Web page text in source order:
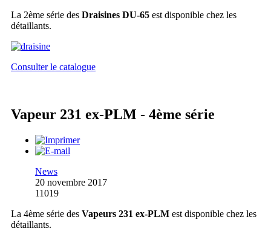
La 2ème série des Draisines DU-65 est disponible chez les
détaillants.
Consulter le catalogue
Vapeur 231 ex-PLM - 4ème série
News
20 novembre 2017
11019
La 4ème série des Vapeurs 231 ex-PLM est disponible chez les
détaillants.